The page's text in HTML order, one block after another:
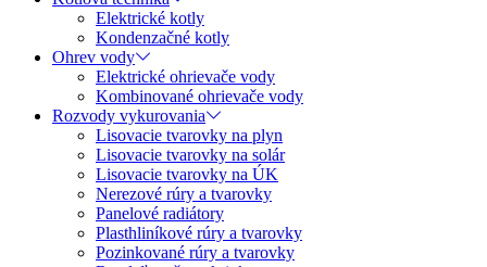
Elektrické kotly
Kondenzačné kotly
Ohrev vody
Elektrické ohrievače vody
Kombinované ohrievače vody
Rozvody vykurovania
Lisovacie tvarovky na plyn
Lisovacie tvarovky na solár
Lisovacie tvarovky na ÚK
Nerezové rúry a tvarovky
Panelové radiátory
Plasthliníkové rúry a tvarovky
Pozinkované rúry a tvarovky